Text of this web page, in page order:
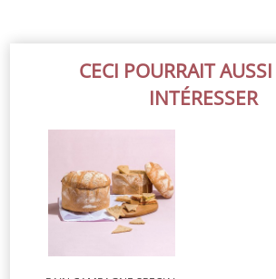
CECI POURRAIT
INTÉRESSER